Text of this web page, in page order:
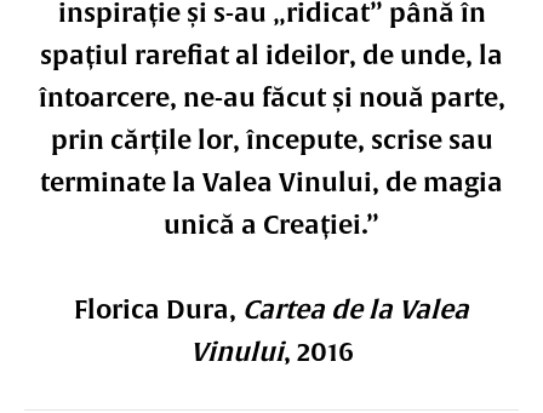
inspirație și s-au „ridicat” până în
spațiul rarefiat al ideilor, de unde, la
întoarcere, ne-au făcut și nouă parte,
prin cărțile lor, începute, scrise sau
terminate la Valea Vinului, de magia
unică a Creației.”
Florica Dura, Cartea de la Valea
Vinului, 2016